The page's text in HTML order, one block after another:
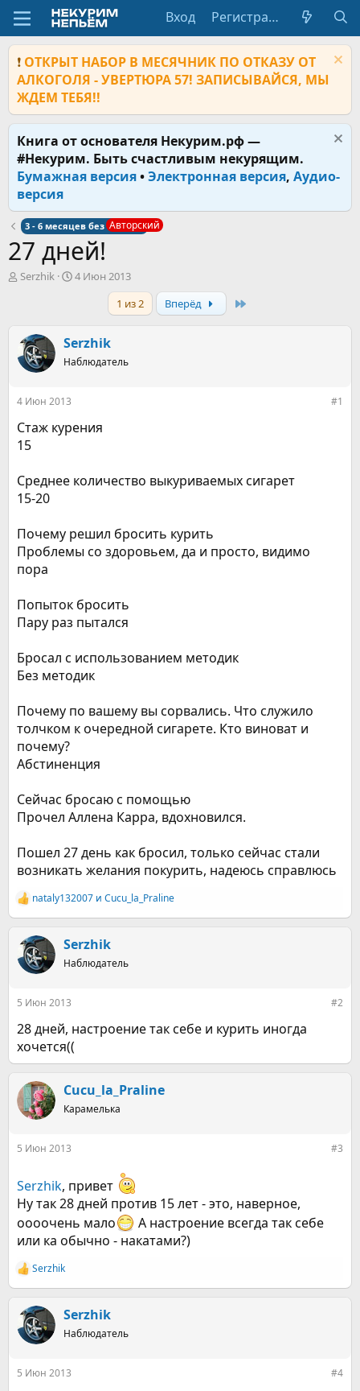
Вход Регистрация
❗ ОТКРЫТ НАБОР В МЕСЯЧНИК ПО ОТКАЗУ ОТ
АЛКОГОЛЯ - УВЕРТЮРА 57! ЗАПИСЫВАЙСЯ, МЫ
ЖДЕМ ТЕБЯ!!
Книга от основателя Некурим.рф —
#Некурим. Быть счастливым некурящим.
Бумажная версия•Электронная версия, Аудио-
версия
3 - 6 месяцев без сигарет
Авторский
27 дней!
А
т
е
Serzhik
Д
а
ч
4 Июн 2013
1 из 2
Вперёд
Serzhik
Наблюдатель
4 Июн 2013 #1
Стаж курения
15
Среднее количество выкуриваемых сигарет
15-20
Почему решил бросить курить
Проблемы со здоровьем, да и просто, видимо
пора
Попыток бросить
Пару раз пытался
Бросал с использованием методик
Без методик
Почему по вашему вы сорвались. Что служило
толчком к очередной сигарете. Кто виноват и
почему?
Абстиненция
Сейчас бросаю с помощью
Прочел Аллена Карра, вдохновился.
Пошел 27 день как бросил, только сейчас стали
возникать желания покурить, надеюсь справлюсь
Р
е
к
ц
и
nataly132007 и Cucu_la_Praline
Serzhik
Наблюдатель
5 Июн 2013 #2
28 дней, настроение так себе и курить иногда
хочется((
Cucu_la_Praline
Карамелька
5 Июн 2013 #3
Serzhik, привет
Ну так 28 дней против 15 лет - это, наверное,
оооочень мало
А настроение всегда так себе
или ка обычно - накатами?)
Р
е
к
ц
и
Serzhik
Serzhik
Наблюдатель
5 Июн 2013 #4